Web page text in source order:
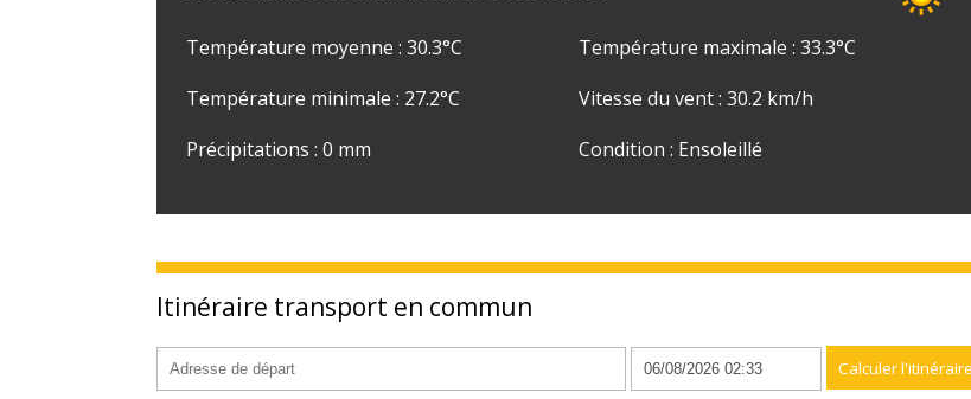
Température moyenne : 30.3°C
Température maximale : 33.3°C
Température minimale : 27.2°C
Vitesse du vent : 30.2 km/h
Précipitations : 0 mm
Condition : Ensoleillé
Itinéraire transport en commun